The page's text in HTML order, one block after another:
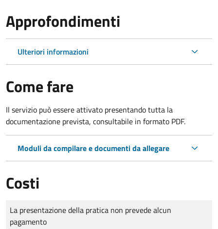
Approfondimenti
Ulteriori informazioni
Come fare
Il servizio può essere attivato presentando tutta la
documentazione prevista, consultabile in formato PDF.
Moduli da compilare e documenti da allegare
Costi
Tipo di pagamento
Importo
La presentazione della pratica non prevede alcun
pagamento